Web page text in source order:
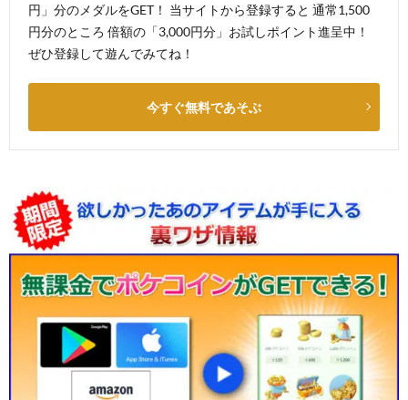
円」分のメダルをGET！ 当サイトから登録すると 通常1,500
円分のところ 倍額の「3,000円分」お試しポイント進呈中！
ぜひ登録して遊んでみてね！
今すぐ無料であそぶ